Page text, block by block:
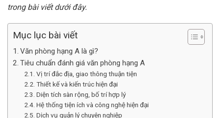
trong bài viết dưới đây.
Mục lục bài viết
Văn phòng hạng A là gì?
Tiêu chuẩn đánh giá văn phòng hạng A
Vị trí đắc địa, giao thông thuận tiện
Thiết kế và kiến trúc hiện đại
Diện tích sàn rộng, bố trí hợp lý
Hệ thống tiện ích và công nghệ hiện đại
Dịch vụ quản lý chuyên nghiệp